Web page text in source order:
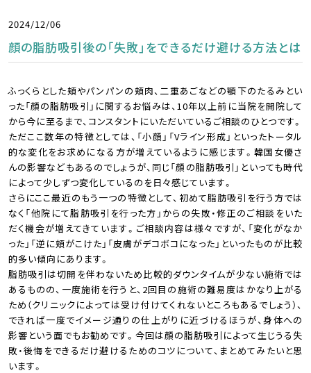
2024/12/06
顔の脂肪吸引後の「失敗」をできるだけ避ける方法とは
ふっくらとした頬やパンパンの頬肉、二重あごなどの顎下のたるみとい
った「顔の脂肪吸引」に関するお悩みは、10年以上前に当院を開院して
から今に至るまで、コンスタントにいただいているご相談のひとつです。
ただここ数年の特徴としては、「小顔」「Vライン形成」といったトータル
的な変化をお求めになる方が増えているように感じます。韓国女優さ
んの影響などもあるのでしょうが、同じ「顔の脂肪吸引」といっても時代
によって少しずつ変化しているのを日々感じています。
さらにここ最近のもう一つの特徴として、初めて脂肪吸引を行う方では
なく「他院にて脂肪吸引を行った方」からの失敗・修正のご相談をいた
だく機会が増えてきています。ご相談内容は様々ですが、「変化がなか
った」「逆に頬がこけた」「皮膚がデコボコになった」といったものが比較
的多い傾向にあります。
脂肪吸引は切開を伴わないため比較的ダウンタイムが少ない施術では
あるものの、一度施術を行うと、2回目の施術の難易度はかなり上がる
ため（クリニックによっては受け付けてくれないところもあるでしょう）、
できれば一度でイメージ通りの仕上がりに近づけるほうが、身体への
影響という面でもお勧めです。今回は顔の脂肪吸引によって生じうる失
敗・後悔をできるだけ避けるためのコツについて、まとめてみたいと思
います。